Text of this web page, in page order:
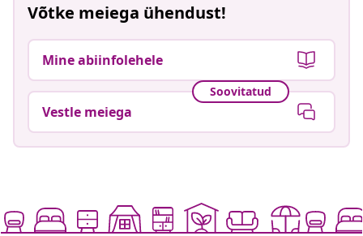
Võtke meiega ühendust!
Mine abiinfolehele
Soovitatud
Vestle meiega